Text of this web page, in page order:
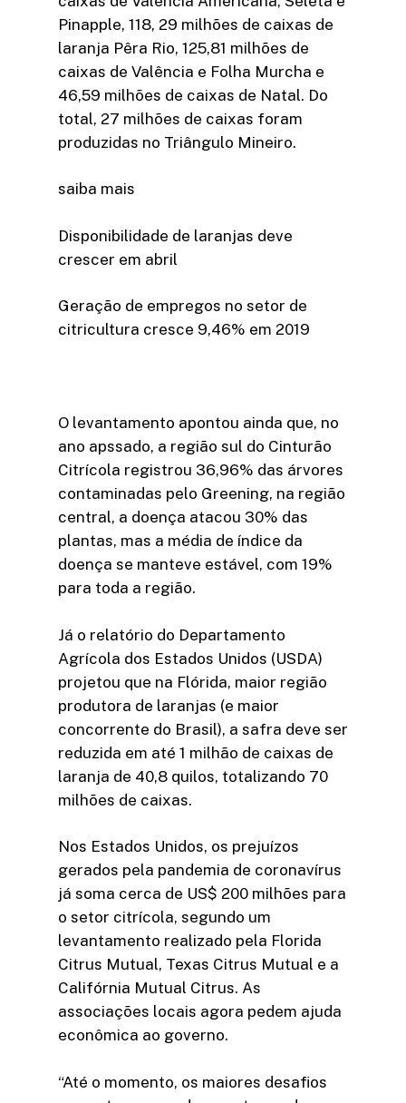
Pinapple, 118, 29 milhões de caixas de
laranja Pêra Rio, 125,81 milhões de
caixas de Valência e Folha Murcha e
46,59 milhões de caixas de Natal. Do
total, 27 milhões de caixas foram
produzidas no Triângulo Mineiro.
saiba mais
Disponibilidade de laranjas deve
crescer em abril
Geração de empregos no setor de
citricultura cresce 9,46% em 2019
O levantamento apontou ainda que, no
ano apssado, a região sul do Cinturão
Citrícola registrou 36,96% das árvores
contaminadas pelo Greening, na região
central, a doença atacou 30% das
plantas, mas a média de índice da
doença se manteve estável, com 19%
para toda a região.
Já o relatório do Departamento
Agrícola dos Estados Unidos (USDA)
projetou que na Flórida, maior região
produtora de laranjas (e maior
concorrente do Brasil), a safra deve ser
reduzida em até 1 milhão de caixas de
laranja de 40,8 quilos, totalizando 70
milhões de caixas.
Nos Estados Unidos, os prejuízos
gerados pela pandemia de coronavírus
já soma cerca de US$ 200 milhões para
o setor citrícola, segundo um
levantamento realizado pela Florida
Citrus Mutual, Texas Citrus Mutual e a
Califórnia Mutual Citrus. As
associações locais agora pedem ajuda
econômica ao governo.
“Até o momento, os maiores desafios